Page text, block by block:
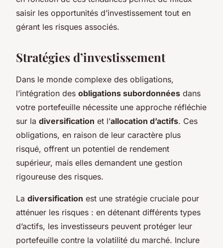
saisir les opportunités d’investissement tout en
gérant les risques associés.
Stratégies d’investissement
Dans le monde complexe des obligations,
l’intégration des obligations subordonnées dans
votre portefeuille nécessite une approche réfléchie
sur la diversification et l’allocation d’actifs. Ces
obligations, en raison de leur caractère plus
risqué, offrent un potentiel de rendement
supérieur, mais elles demandent une gestion
rigoureuse des risques.
La diversification est une stratégie cruciale pour
atténuer les risques : en détenant différents types
d’actifs, les investisseurs peuvent protéger leur
portefeuille contre la volatilité du marché. Inclure